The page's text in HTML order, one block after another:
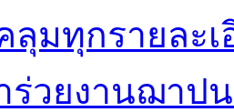
ลุมทุกรายละเ
ร่วยงานฌาป